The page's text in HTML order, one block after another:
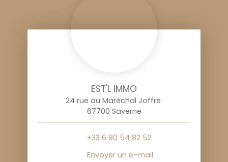
EST'L IMMO
24 rue du Maréchal Joffre
67700 Saverne
+33 6 80 54 82 52
Envoyer un e-mail